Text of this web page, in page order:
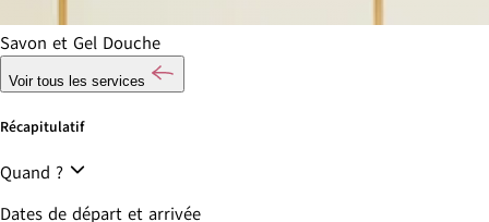
Savon et Gel Douche
Voir tous les services
Récapitulatif
Quand ?
Dates de départ et arrivée